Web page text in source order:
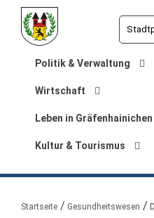
Politik & Verwaltung
Wirtschaft
Leben in Gräfenhainichen
Kultur & Tourismus
Sie sind hier:
Startseite Gesundheitswesen